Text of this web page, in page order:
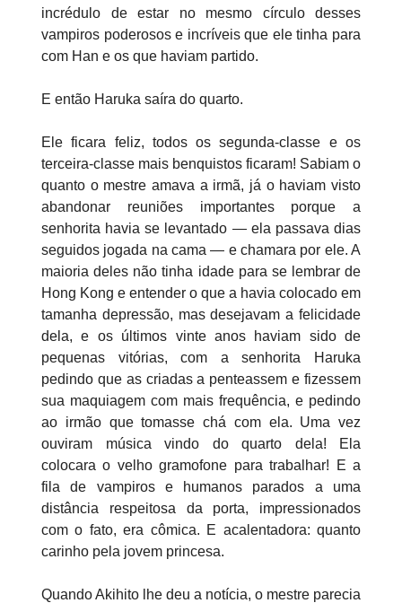
incrédulo de estar no mesmo círculo desses
vampiros poderosos e incríveis que ele tinha para
com Han e os que haviam partido.
E então Haruka saíra do quarto.
Ele ficara feliz, todos os segunda-classe e os
terceira-classe mais benquistos ficaram! Sabiam o
quanto o mestre amava a irmã, já o haviam visto
abandonar reuniões importantes porque a
senhorita havia se levantado — ela passava dias
seguidos jogada na cama — e chamara por ele. A
maioria deles não tinha idade para se lembrar de
Hong Kong e entender o que a havia colocado em
tamanha depressão, mas desejavam a felicidade
dela, e os últimos vinte anos haviam sido de
pequenas vitórias, com a senhorita Haruka
pedindo que as criadas a penteassem e fizessem
sua maquiagem com mais frequência, e pedindo
ao irmão que tomasse chá com ela. Uma vez
ouviram música vindo do quarto dela! Ela
colocara o velho gramofone para trabalhar! E a
fila de vampiros e humanos parados a uma
distância respeitosa da porta, impressionados
com o fato, era cômica. E acalentadora: quanto
carinho pela jovem princesa.
Quando Akihito lhe deu a notícia, o mestre parecia